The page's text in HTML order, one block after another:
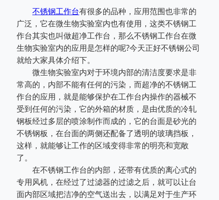
不锈钢工作台有很多的品种，应用范围也非常的
广泛，它在微生物实验室内也有使用，这类不锈钢工
作台其实也叫做超净工作台，那么不锈钢工作台在微
生物实验室内的应用是怎样的呢?今天正好不锈钢公司
就给大家具体介绍下。
微生物实验室内对于环境内部的清洁度要求是非
常高的，内部不能有任何的污染，而超净的不锈钢工
作台的应用，就是能够保护在工作台内操作的器械不
受到任何的污染，它的外箱的材质，是由优质的冷轧
钢板经过多层的喷涂制作而成的，它的台面是砂光的
不锈钢板，在台面的两侧还配备了透明的玻璃挡板，
这样，就能够让工作的区域变得非常的明亮和宽敞
了。
在不锈钢工作台的内部，还带有优质的离心式的
专用风机，在经过了过滤器的过滤之后，就可以让台
面内部区域把洁净的空气送出去，以满足对于生产环